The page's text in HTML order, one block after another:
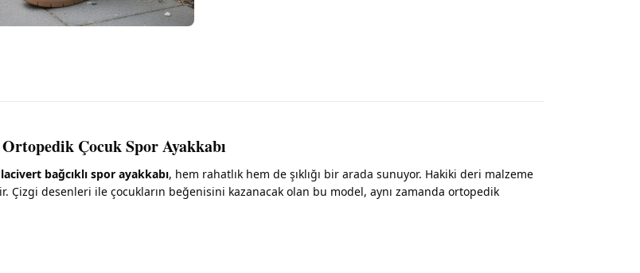
Çocuk Spor Ayakkabı
lacivert bağcıklı spor ayakkabı, hem rahatlık hem de şıklığı bir arada sunuyor. Hakiki deri malzeme
Çizgi desenleri ile çocukların beğenisini kazanacak olan bu model, aynı zamanda ortopedik